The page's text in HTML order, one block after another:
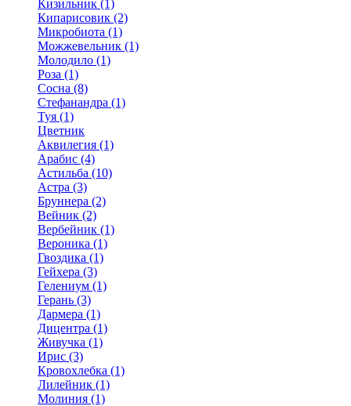
Кизильник (1)
Кипарисовик (2)
Микробиота (1)
Можжевельник (1)
Молодило (1)
Роза (1)
Сосна (8)
Стефанандра (1)
Туя (1)
Цветник
Аквилегия (1)
Арабис (4)
Астильба (10)
Астра (3)
Бруннера (2)
Вейник (2)
Вербейник (1)
Вероника (1)
Гвоздика (1)
Гейхера (3)
Гелениум (1)
Герань (3)
Дармера (1)
Дицентра (1)
Живучка (1)
Ирис (3)
Кровохлебка (1)
Лилейник (1)
Молиния (1)